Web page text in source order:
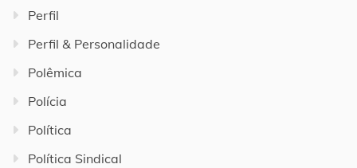
Perfil
Perfil & Personalidade
Polêmica
Polícia
Política
Política Sindical